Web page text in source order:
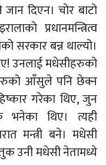
दिएन। चोर बाटो
प्रधानमन्त्रित्व
सरकार बन्न थाल्यो।
उनलाई मधेसीहरुको
आँसुले पनि छेक्न
गरेका थिए, जुन
भनेका थिए। त्यही
मन्त्री बने। मधेसी
उनी मधेसी नेतामध्ये